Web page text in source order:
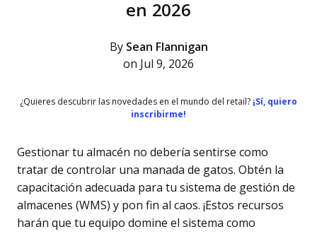
en 2026
By Sean Flannigan
on Jul 9, 2026
¿Quieres descubrir las novedades en el mundo del retail? ¡Sí, quiero
inscribirme!
Gestionar tu almacén no debería sentirse como
tratar de controlar una manada de gatos. Obtén la
capacitación adecuada para tu sistema de gestión de
almacenes (WMS) y pon fin al caos. ¡Estos recursos
harán que tu equipo domine el sistema como